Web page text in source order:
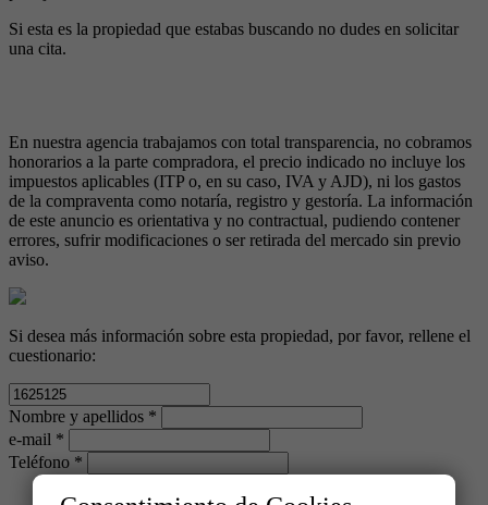
Si esta es la propiedad que estabas buscando no dudes en solicitar
una cita.
En nuestra agencia trabajamos con total transparencia, no cobramos
honorarios a la parte compradora, el precio indicado no incluye los
impuestos aplicables (ITP o, en su caso, IVA y AJD), ni los gastos
de la compraventa como notaría, registro y gestoría. La información
de este anuncio es orientativa y no contractual, pudiendo contener
errores, sufrir modificaciones o ser retirada del mercado sin previo
aviso.
Si desea más información sobre esta propiedad, por favor, rellene el
cuestionario:
Nombre y apellidos *
e-mail *
Teléfono *